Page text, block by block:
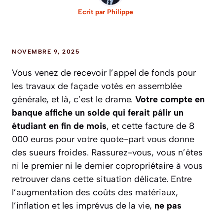
Ecrit par Philippe
NOVEMBRE 9, 2025
Vous venez de recevoir l’appel de fonds pour
les travaux de façade votés en assemblée
générale, et là, c’est le drame. Votre compte en
banque affiche un solde qui ferait pâlir un
étudiant en fin de mois, et cette facture de 8
000 euros pour votre quote-part vous donne
des sueurs froides. Rassurez-vous, vous n’êtes
ni le premier ni le dernier copropriétaire à vous
retrouver dans cette situation délicate. Entre
l’augmentation des coûts des matériaux,
l’inflation et les imprévus de la vie, ne pas